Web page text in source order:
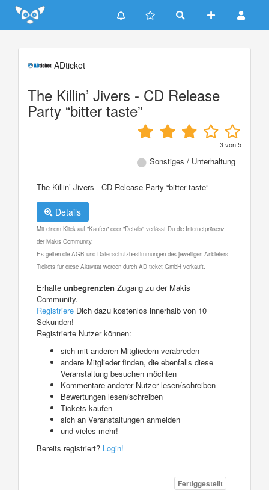
Update cookies preferences
ADticket
The Killin’ Jivers - CD Release
Party “bitter taste”
3von5
Sonstiges / Unterhaltung
The Killin’ Jivers - CD Release Party “bitter taste”
Details
Mit einem Klick auf "Kaufen" oder "Details" verlässt Du die Internetpräsenz
der Makis Community.
Es gelten die AGB und Datenschutzbestimmungen des jeweiligen Anbieters.
Tickets für diese Aktivität werden durch AD ticket GmbH verkauft.
Erhalte unbegrenzten Zugang zu der Makis
Community.
Registriere Dich dazu kostenlos innerhalb von 10
Sekunden!
Registrierte Nutzer können:
sich mit anderen Mitgliedern verabreden
andere Mitglieder finden, die ebenfalls diese
Veranstaltung besuchen möchten
Kommentare anderer Nutzer lesen/schreiben
Bewertungen lesen/schreiben
Tickets kaufen
sich an Veranstaltungen anmelden
und vieles mehr!
Bereits registriert? Login!
Fertiggestellt